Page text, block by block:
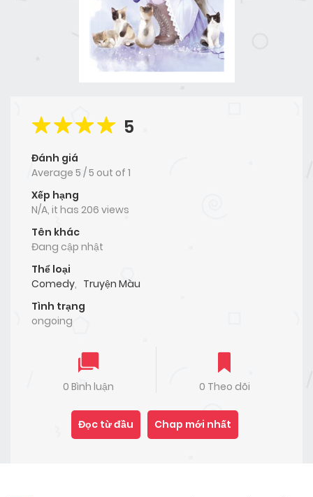
5
Đánh giá
Average 5 /5 out of 1
Xếp hạng
N/A, it has 206 views
Tên khác
Đang cập nhật
Thể loại
Comedy, Truyện Màu
Tình trạng
ongoing
0 Bình luận 0 Theo dõi
Đọc từ đầu Chap mới nhất